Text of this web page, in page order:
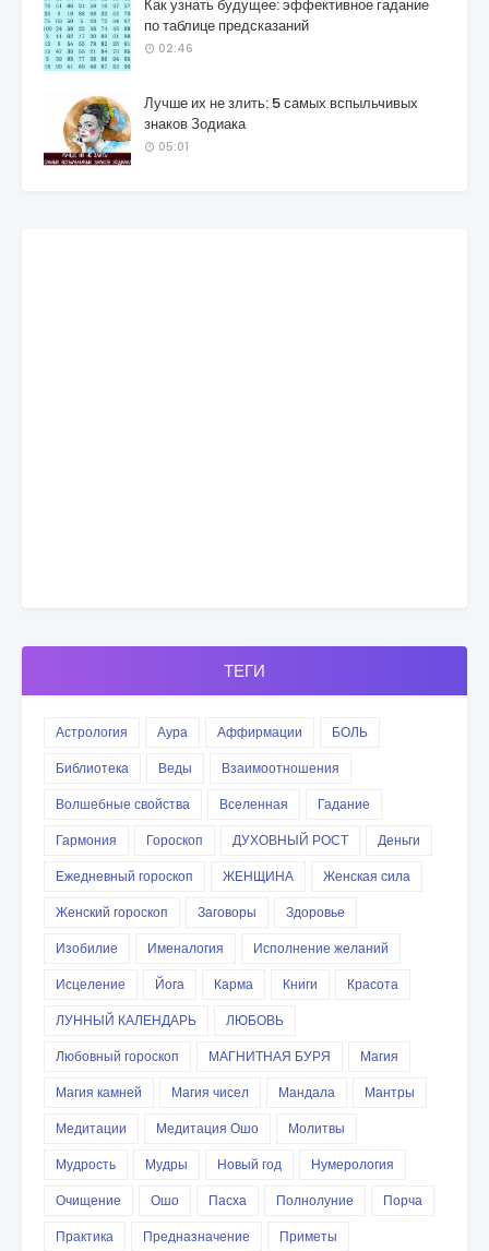
Как узнать будущее: эффективное гадание
по таблице предсказаний
02:46
Лучше их не злить: 5 самых вспыльчивых
знаков Зодиака
05:01
ТЕГИ
Астрология Аура Аффирмации
БОЛЬ
Библиотека
Веды
Взаимоотношения
Волшебные свойства
Вселенная
Гадание
Гармония
Гороскоп ДУХОВНЫЙ РОСТ
Деньги
Ежедневный гороскоп
ЖЕНЩИНА
Женская сила
Женский гороскоп
Заговоры
Здоровье
Изобилие
Именалогия
Исполнение желаний
Исцеление
Йога Карма Книги
Красота
ЛУННЫЙ КАЛЕНДАРЬ
ЛЮБОВЬ
Любовный гороскоп
МАГНИТНАЯ БУРЯ
Магия
Магия камней
Магия чисел Мандала
Мантры
Медитации
Медитация Ошо
Молитвы
Мудрость
Мудры Новый год
Нумерология
Очищение
Ошо Пасха Полнолуние
Порча
Практика
Предназначение
Приметы